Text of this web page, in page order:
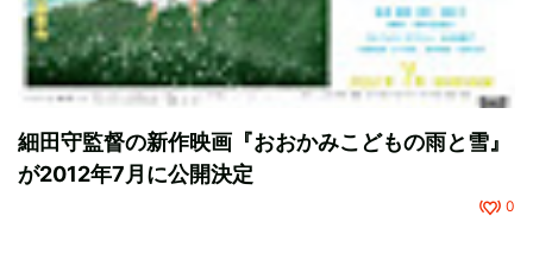
細田守監督の新作映画『おおかみこどもの雨と雪』
が2012年7月に公開決定
0